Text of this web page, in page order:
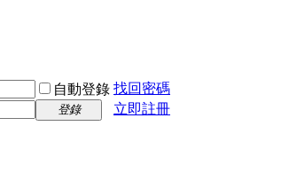
自動登錄 找回密碼
登錄
立即註冊